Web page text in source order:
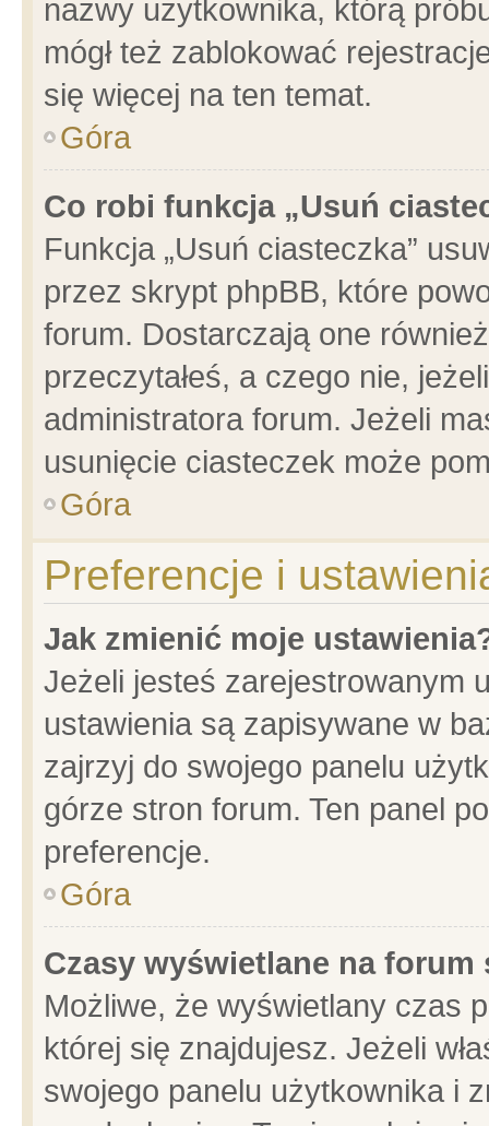
nazwy użytkownika, którą
mógł też zablokować
się więcej na ten temat.
Góra
Co robi funkcja „Usuń
Funkcja „Usuń ciasteczka”
przez skrypt phpBB, które
forum. Dostarczają one
przeczytałeś, a czego nie,
administratora forum. Jeżeli
usunięcie ciasteczek może
Góra
Preferencje i
Jak zmienić moje
Jeżeli jesteś zarejestrowanym
ustawienia są zapisywane w
zajrzyj do swojego panelu
górze stron forum. Ten panel
preferencje.
Góra
Czasy wyświetlane na forum
Możliwe, że wyświetlany czas
której się znajdujesz. Jeżeli
swojego panelu użytkownika i